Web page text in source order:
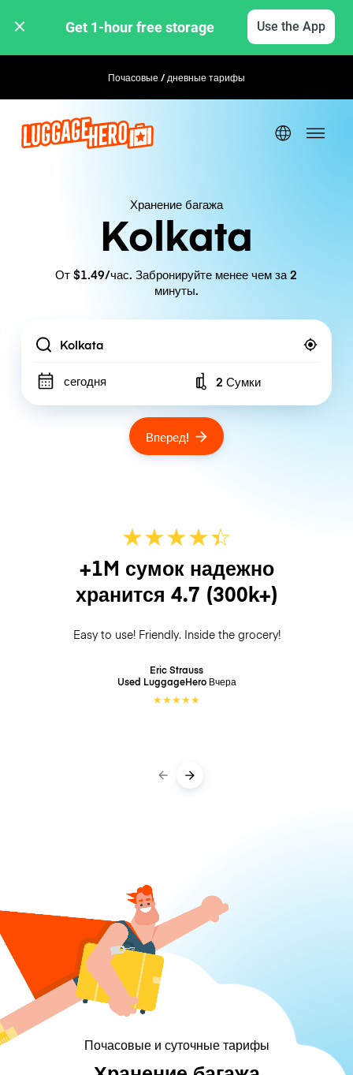
Get 1-hour free storage Use the App
Почасовые / дневные тарифы Гибкое бронирование
Хранение багажа
Kolkata
От $1.49/час. Забронируйте менее чем за 2
минуты.
Location
сегодня Number of bags
2 Сумки
Вперед!
★★★★☆
★
+1M сумок надежно
хранится 4.7 (300k+)
Easy to use! Friendly. Inside the grocery!
Eric Strauss
Used LuggageHero Вчера
★★★★★
Почасовые и суточные тарифы